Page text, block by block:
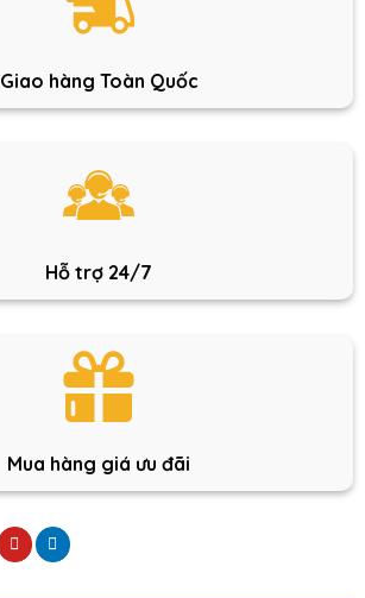
Giao hàng Toàn Quốc
Hỗ trợ 24/7
Mua hàng giá ưu đãi